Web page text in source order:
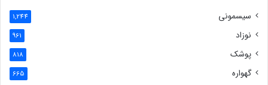
سیسمونی 1,244
نوزاد 961
پوشک 818
گهواره 665